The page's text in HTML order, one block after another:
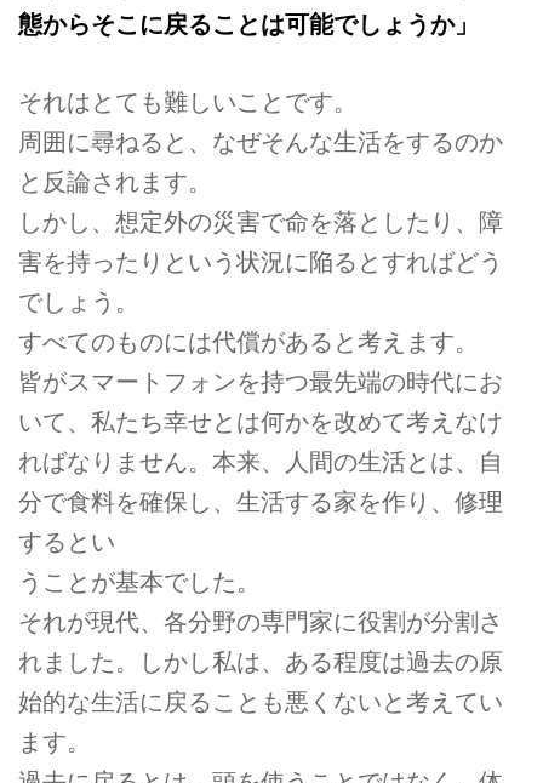
態からそこに戻ることは可能でしょうか」
それはとても難しいことです。
周囲に尋ねると、なぜそんな生活をするのか
と反論されます。
しかし、想定外の災害で命を落としたり、障
害を持ったりという状況に陥るとすればどう
でしょう。
すべてのものには代償があると考えます。
皆がスマートフォンを持つ最先端の時代にお
いて、私たち幸せとは何かを改めて考えなけ
ればなりません。本来、人間の生活とは、自
分で食料を確保し、生活する家を作り、修理
するとい
うことが基本でした。
それが現代、各分野の専門家に役割が分割さ
れました。しかし私は、ある程度は過去の原
始的な生活に戻ることも悪くないと考えてい
ます。